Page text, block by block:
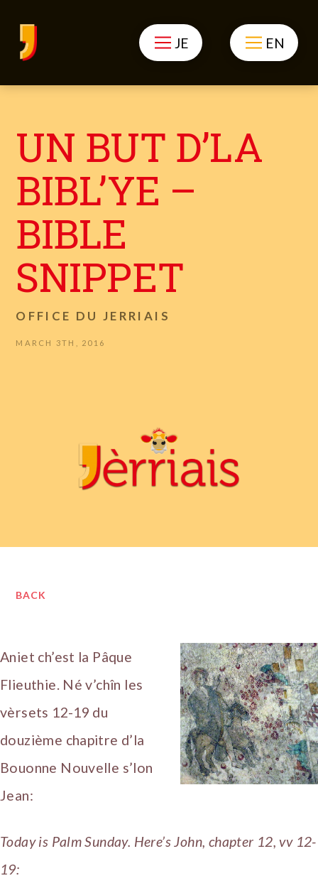
JE EN
UN BUT D’LA
BIBL’YE –
BIBLE
SNIPPET
OFFICE DU JERRIAIS
MARCH 3TH, 2016
BACK
Aniet ch’est la Pâque
Flieuthie. Né v’chîn les
vèrsets 12-19 du
douzième chapitre d’la
Bouonne Nouvelle s’lon
Jean:
Today is Palm Sunday. Here’s John, chapter 12, vv 12-
19: